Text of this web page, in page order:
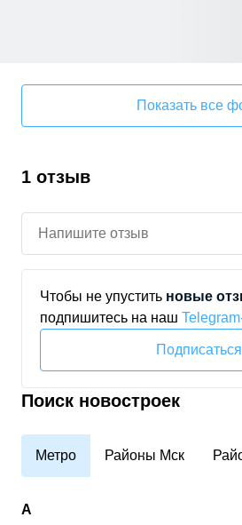
Показать все
1 отзыв
Чтобы не упустить новые
подпишитесь на наш
Подписаться
Поиск новостроек
Метро Районы Мск
А